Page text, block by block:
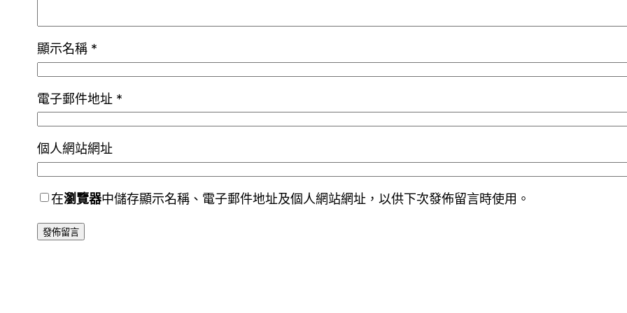
顯示名稱 *
電子郵件地址 *
個人網站網址
在瀏覽器中儲存顯示名稱、電子郵件地址及個人網站網址，以供下次發佈留言時使用。